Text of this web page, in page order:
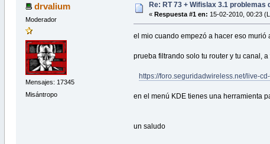
drvalium
Moderador
Mensajes: 17345
Misántropo
Re: RT 73 + Wifislax 3.1 problemas
« Respuesta #1 en: 15-02-2010, 00:23
el mio cuando empezó a hacer eso murió
prueba filtrando solo tu router y tu canal,
https://foro.seguridadwireless.net/live-
en el menú KDE tienes una herramienta
un saludo